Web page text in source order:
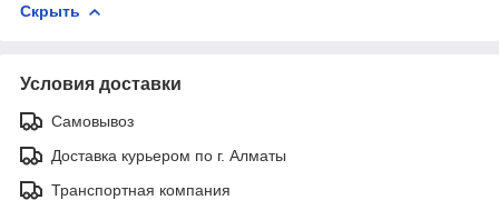
Скрыть
Условия доставки
Самовывоз
Доставка курьером по г. Алматы
Транспортная компания